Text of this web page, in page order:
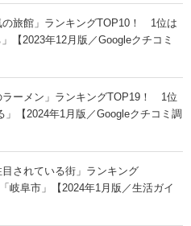
の旅館」ランキングTOP10！ 1位は
【2023年12月版／Googleクチコミ
ラーメン」ランキングTOP19！ 1位
」【2024年1月版／Googleクチコミ調
目されている街」ランキング
岐阜市」【2024年1月版／生活ガイ